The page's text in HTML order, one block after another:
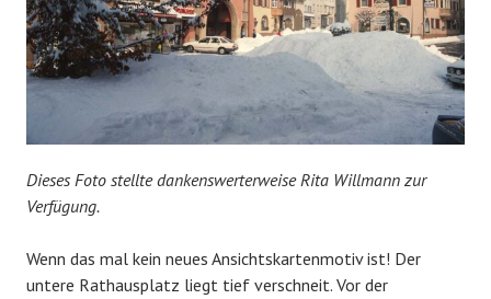
Dieses Foto stellte dankenswerterweise Rita Willmann zur
Verfügung.
Wenn das mal kein neues Ansichtskartenmotiv ist! Der
untere Rathausplatz liegt tief verschneit. Vor der